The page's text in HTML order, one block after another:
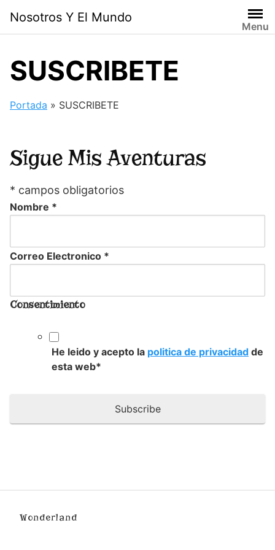
content
Nosotros Y El Mundo
Menu
SUSCRIBETE
Portada » SUSCRIBETE
Sigue Mis Aventuras
* campos obligatorios
Nombre *
Correo Electronico *
Consentimiento
He leido y acepto la politica de privacidad de
esta web*
Wonderland